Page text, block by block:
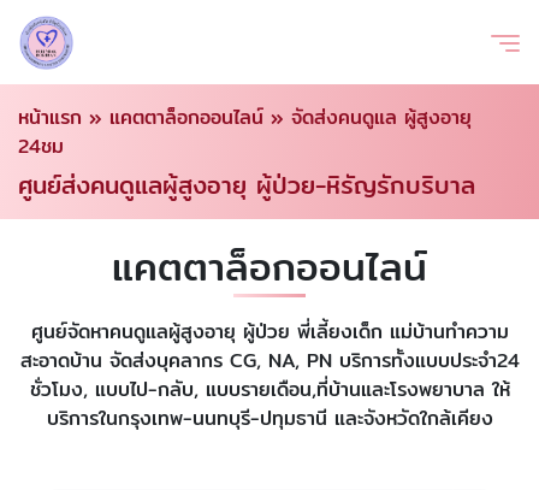
หน้าแรก » แคตตาล็อกออนไลน์ » จัดส่งคนดูแล ผู้สูงอายุ
24ชม
ศูนย์ส่งคนดูแลผู้สูงอายุ ผู้ป่วย-หิรัญรักบริบาล
แคตตาล็อกออนไลน์
ศูนย์จัดหาคนดูแลผู้สูงอายุ ผู้ป่วย พี่เลี้ยงเด็ก แม่บ้านทำความ
สะอาดบ้าน จัดส่งบุคลากร CG, NA, PN บริการทั้งแบบประจำ24
ชั่วโมง, แบบไป-กลับ, แบบรายเดือน,ที่บ้านและโรงพยาบาล ให้
บริการในกรุงเทพ-นนทบุรี-ปทุมธานี และจังหวัดใกล้เคียง